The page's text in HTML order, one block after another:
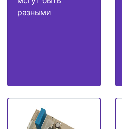
разными